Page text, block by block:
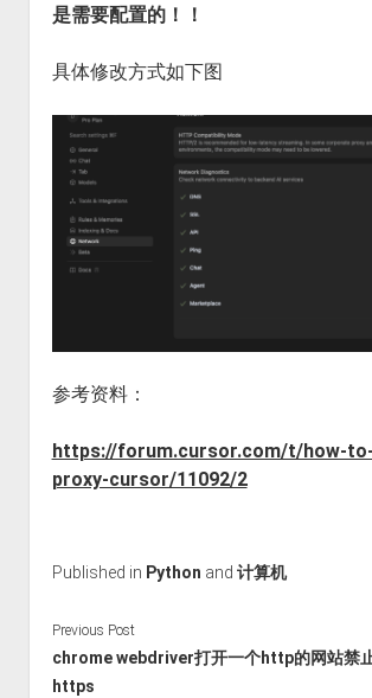
是需要配置的！！
具体修改方式如下图
参考资料：
https://forum.cursor.com/t/how-
proxy-cursor/11092/2
Published in Python and 计算机
Previous Post
chrome webdriver打开一个http的网站禁
https